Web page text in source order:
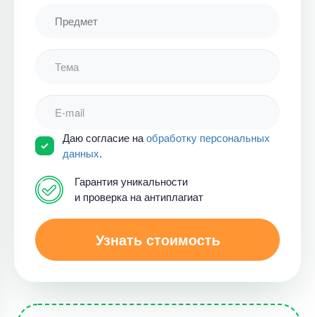
Даю согласие наобработку персональных
данных.
Гарантия уникальности
и проверка на антиплагиат
Узнать стоимость